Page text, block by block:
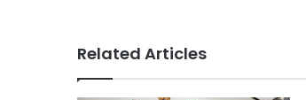
Related Articles